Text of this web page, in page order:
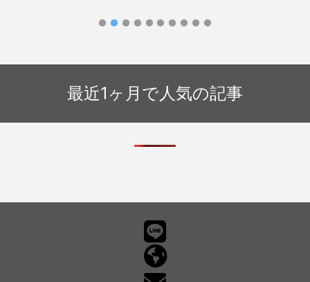
最近1ヶ月で人気の記事